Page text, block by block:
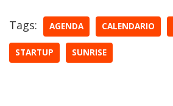
Tags: AGENDA CALENDARIO
STARTUP SUNRISE